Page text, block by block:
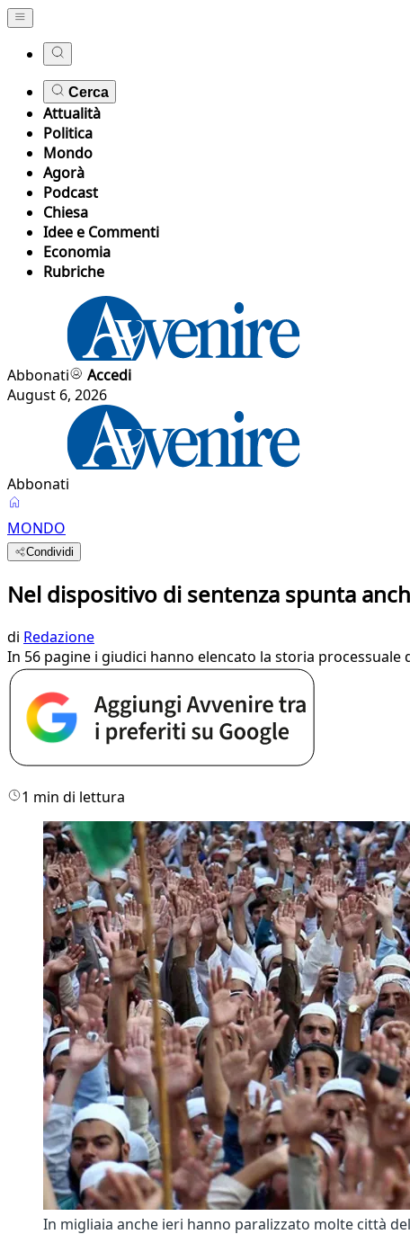
Cerca
Attualità
Politica
Mondo
Agorà
Podcast
Chiesa
Idee e Commenti
Economia
Rubriche
Abbonati
Accedi
August 6, 2026
Abbonati
MONDO
Condividi
Nel dispositivo di sentenza spunta
di Redazione
In 56 pagine i giudici hanno elencato la storia
1 min di lettura
In migliaia anche ieri hanno paralizzato molte città